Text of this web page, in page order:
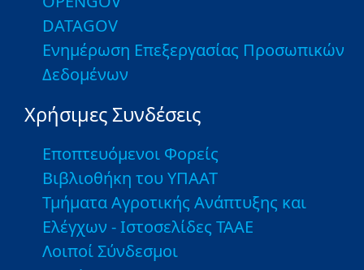
DATAGOV
Ενημέρωση Επεξεργασίας Προσωπικών
Δεδομένων
Χρήσιμες Συνδέσεις
Εποπτευόμενοι Φορείς
Βιβλιοθήκη του ΥΠΑΑΤ
Τμήματα Αγροτικής Ανάπτυξης και
Ελέγχων - Ιστοσελίδες ΤΑΑΕ
Λοιποί Σύνδεσμοι